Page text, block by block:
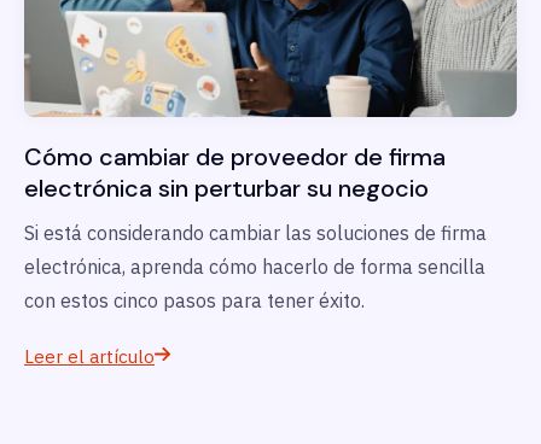
Cómo cambiar de proveedor de firma
electrónica sin perturbar su negocio
Si está considerando cambiar las soluciones de firma
electrónica, aprenda cómo hacerlo de forma sencilla
con estos cinco pasos para tener éxito.
Leer el artículo